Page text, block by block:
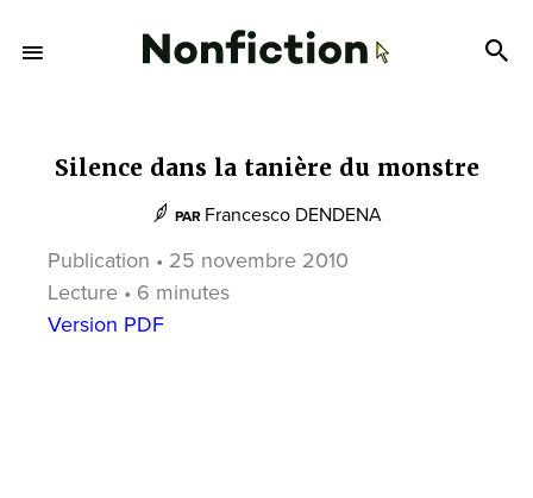
Silence dans la tanière du monstre
PAR Francesco DENDENA
Publication • 25 novembre 2010
Lecture • 6 minutes
Version PDF